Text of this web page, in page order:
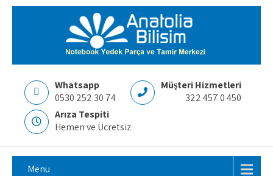
Whatsapp
0530 252 30 74
Müşteri Hizmetleri
322 457 0 450
Arıza Tespiti
Hemen ve Ücretsiz
Menu